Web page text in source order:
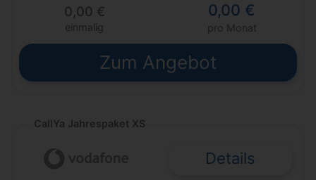
0,00 €
einmalig
0,00 €
pro Monat
Zum Angebot
CallYa Jahrespaket XS
Details